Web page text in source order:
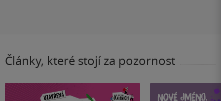
Články, které stojí za pozornost